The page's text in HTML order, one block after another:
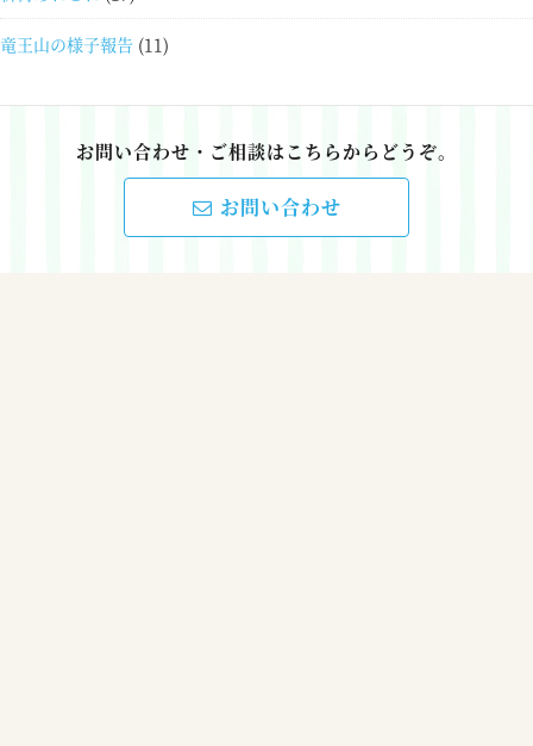
竜王山の様子報告 (11)
お問い合わせ・ご相談はこちらからどうぞ。
お問い合わせ